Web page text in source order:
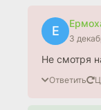
Е
3
Не смотря
Ответить